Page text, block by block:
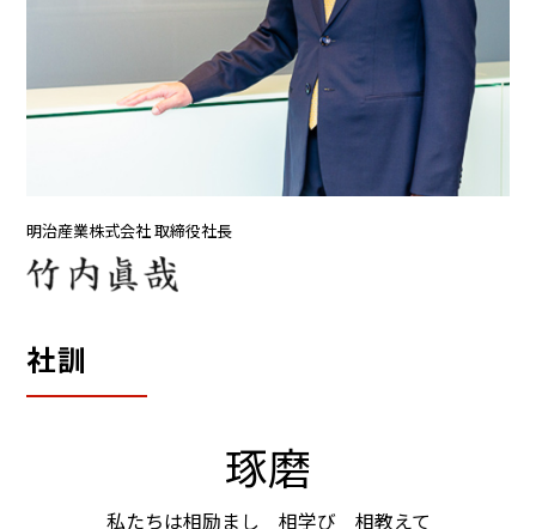
明治産業株式会社 取締役社長
社訓
琢磨
私たちは相励まし 相学び 相教えて